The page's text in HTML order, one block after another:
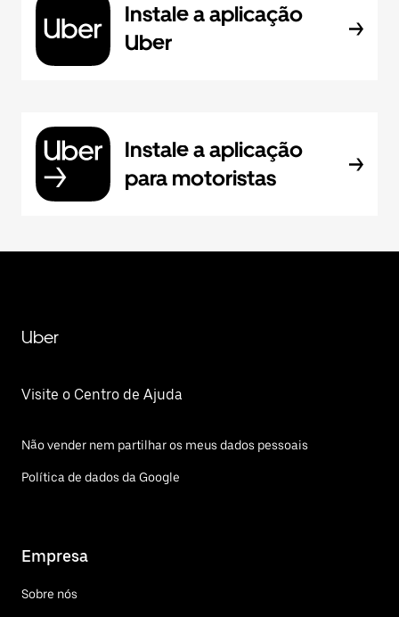
Instale a aplicação
Uber
Instale a aplicação
para motoristas
Uber
Visite o Centro de Ajuda
Não vender nem partilhar os meus dados pessoais
Política de dados da Google
Empresa
Sobre nós